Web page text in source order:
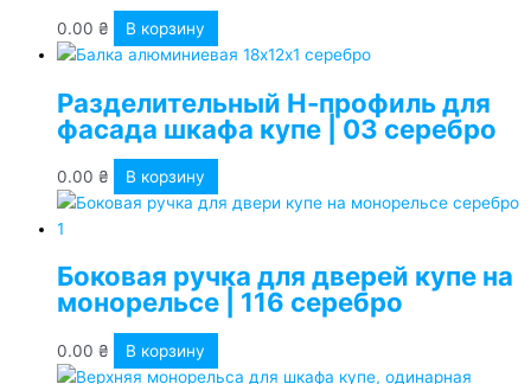
0.00 ₴ В корзину
Разделительный Н-профиль для
фасада шкафа купе | 03 серебро
0.00 ₴ В корзину
Боковая ручка для дверей купе на
монорельсе | 116 серебро
0.00 ₴ В корзину